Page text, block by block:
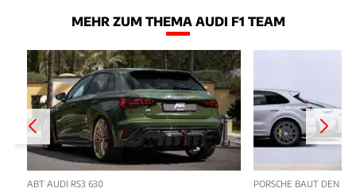
MEHR ZUM THEMA AUDI F1 TEAM
ABT AUDI RS3 630 PORSCHE BAUT DEN